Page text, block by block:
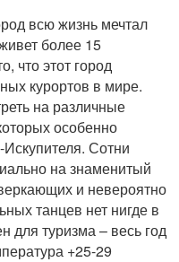
всю жизнь мечтал
более 15
что этот город
курортов в мире.
на различные
особенно
Искупителя. Сотни
на знаменитый
и невероятно
танцев нет нигде в
для туризма – весь год
+25-29